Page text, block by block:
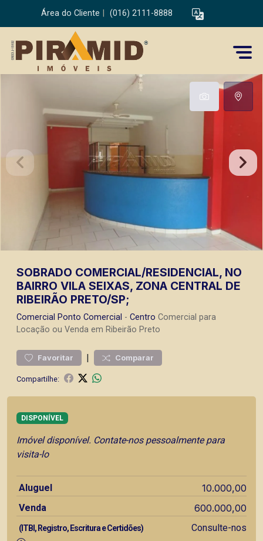
Área do Cliente (016) 2111-8888
SOBRADO COMERCIAL/RESIDENCIAL, NO
BAIRRO VILA SEIXAS, ZONA CENTRAL DE
RIBEIRÃO PRETO/SP;
Comercial Ponto Comercial - Centro Comercial para
Locação ou Venda em Ribeirão Preto
Favoritar | Comparar
Compartilhe:
DISPONÍVEL
Imóvel disponível. Contate-nos pessoalmente para
visita-lo
Aluguel 10.000,00
Venda 600.000,00
(ITBI, Registro, Escritura e Certidões) Consulte-nos